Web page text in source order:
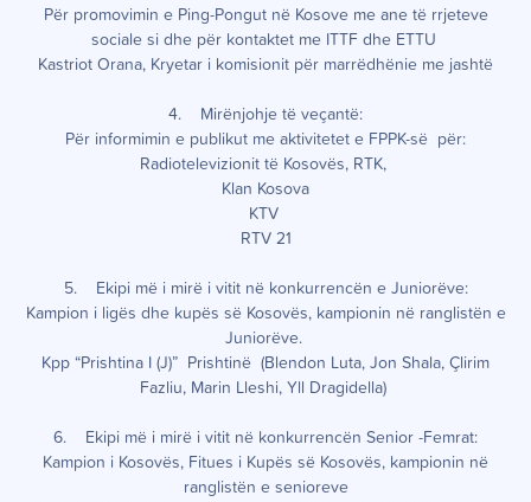
Për promovimin e Ping-Pongut në Kosove me ane të rrjeteve
sociale si dhe për kontaktet me ITTF dhe ETTU
Kastriot Orana, Kryetar i komisionit për marrëdhënie me jashtë
4. Mirënjohje të veçantë:
Për informimin e publikut me aktivitetet e FPPK-së për:
Radiotelevizionit të Kosovës, RTK,
Klan Kosova
KTV
RTV 21
5. Ekipi më i mirë i vitit në konkurrencën e Juniorëve:
Kampion i ligës dhe kupës së Kosovës, kampionin në ranglistën e
Juniorëve.
Kpp “Prishtina I (J)” Prishtinë (Blendon Luta, Jon Shala, Çlirim
Fazliu, Marin Lleshi, Yll Dragidella)
6. Ekipi më i mirë i vitit në konkurrencën Senior -Femrat:
Kampion i Kosovës, Fitues i Kupës së Kosovës, kampionin në
ranglistën e senioreve